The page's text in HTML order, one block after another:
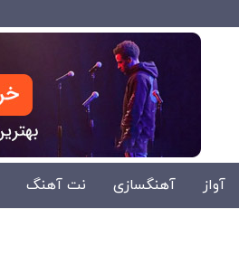
آواز آهنگسازی نت آهنگ